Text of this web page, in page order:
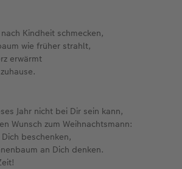
Kindheit schmecken,
wie früher strahlt,
erwärmt
Jahr nicht bei Dir sein kann,
Wunsch zum Weihnachtsmann:
beschenken,
an Dich denken.